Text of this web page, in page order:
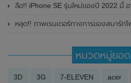
ลือ!! iPhone SE รุ่นใหม่ของปี 2022 นี้ อ
หลุด!! ภาพเรนเดอร์ทางการของสมาร์ทโฟน Samsung Galaxy
หมวดหมู่ยอ
3D 3G 7-ELEVEN acer